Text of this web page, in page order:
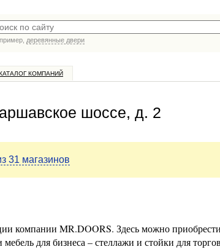
деревянные двери
КОМПАНИЙ
шоссе, д. 2
31 магазинов
компании MR.DOORS. Здесь можно
для бизнеса – стеллажи и стойки для